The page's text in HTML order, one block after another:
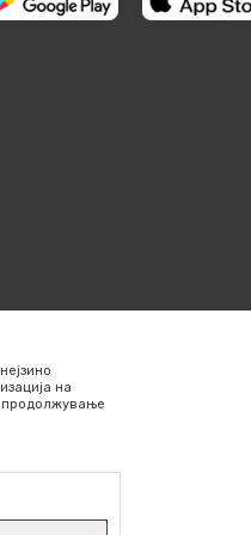
на
продолжување